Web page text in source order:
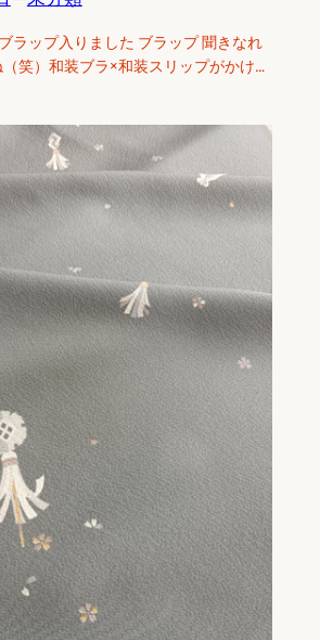
ラップ入りました ブラップ 聞きなれ
笑）和装ブラ×和装スリップがかけ…